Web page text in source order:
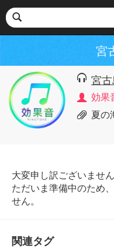
宮
宮
効果
夏の
大変申し訳ございませ
ただいま準備中のため
せん。
関連タグ